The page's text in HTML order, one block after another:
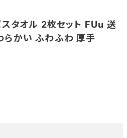
タオル 2枚セット FUu 送
かい ふわふわ 厚手